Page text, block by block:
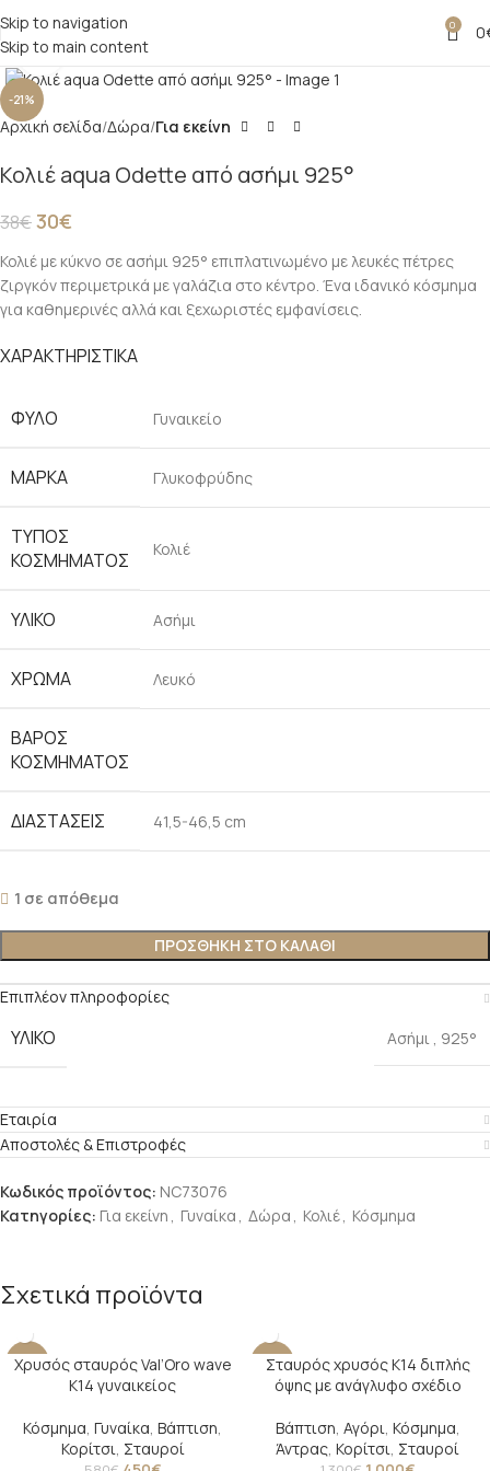
Skip to navigation
Skip to main content
0 0
-21%
Click to enlarge
Αρχική σελίδα Δώρα Για εκείνη
Κολιέ aqua Odette από ασήμι 925°
38€30€
Κολιέ με κύκνο σε ασήμι 925° επιπλατινωμένο με λευκές πέτρες
ζιργκόν περιμετρικά με γαλάζια στο κέντρο. Ένα ιδανικό κόσμημα
για καθημερινές αλλά και ξεχωριστές εμφανίσεις.
ΧΑΡΑΚΤΗΡΙΣΤΙΚΑ
ΦΥΛΟ Γυναικείο
ΜΑΡΚΑ Γλυκοφρύδης
ΤΥΠΟΣ
ΚΟΣΜΗΜΑΤΟΣ
Κολιέ
ΥΛΙΚΟ Ασήμι
ΧΡΩΜΑ Λευκό
ΒΑΡΟΣ
ΚΟΣΜΗΜΑΤΟΣ
ΔΙΑΣΤΑΣΕΙΣ 41,5-46,5 cm
1 σε απόθεμα
ΠΡΟΣΘΗΚΗ ΣΤΟ ΚΑΛΑΘΙ
Επιπλέον πληροφορίες
ΥΛΙΚΟ Ασήμι , 925°
Εταιρία
Αποστολές & Επιστροφές
Κωδικός προϊόντος: NC73076
Κατηγορίες: Για εκείνη , Γυναίκα , Δώρα , Κολιέ, Κόσμημα
Σχετικά προϊόντα
-22%
Χρυσός σταυρός Val’Oro wave
Κ14 γυναικείος
Κόσμημα, Γυναίκα, Βάπτιση,
Κορίτσι, Σταυροί
-23%
Σταυρός χρυσός Κ14 διπλής
όψης με ανάγλυφο σχέδιο
Βάπτιση, Αγόρι, Κόσμημα,
Άντρας, Κορίτσι, Σταυροί